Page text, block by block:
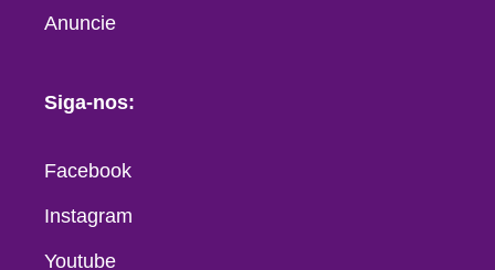
Anuncie
Siga-nos:
Facebook
Instagram
Youtube